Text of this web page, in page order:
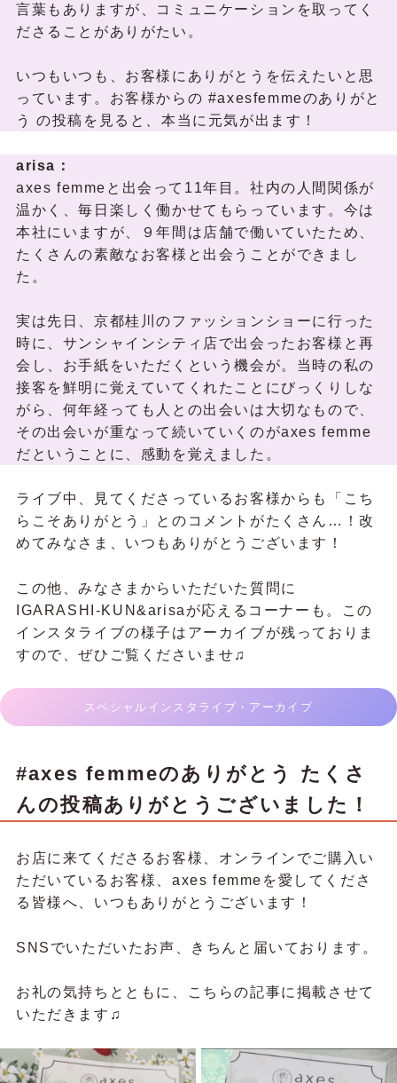
言葉もありますが、コミュニケーションを取ってく
ださることがありがたい。
いつもいつも、お客様にありがとうを伝えたいと思
っています。お客様からの #axesfemmeのありがと
う の投稿を見ると、本当に元気が出ます！
arisa：
axes femmeと出会って11年目。社内の人間関係が
温かく、毎日楽しく働かせてもらっています。今は
本社にいますが、９年間は店舗で働いていたため、
たくさんの素敵なお客様と出会うことができまし
た。
実は先日、京都桂川のファッションショーに行った
時に、サンシャインシティ店で出会ったお客様と再
会し、お手紙をいただくという機会が。当時の私の
接客を鮮明に覚えていてくれたことにびっくりしな
がら、何年経っても人との出会いは大切なもので、
その出会いが重なって続いていくのがaxes femme
だということに、感動を覚えました。
ライブ中、見てくださっているお客様からも「こち
らこそありがとう」とのコメントがたくさん…！改
めてみなさま、いつもありがとうございます！
この他、みなさまからいただいた質問に
IGARASHI-KUN&arisaが応えるコーナーも。この
インスタライブの様子はアーカイブが残っておりま
すので、ぜひご覧くださいませ♫
スペシャルインスタライブ・アーカイブ
#axes femmeのありがとう たくさ
んの投稿ありがとうございました！
お店に来てくださるお客様、オンラインでご購入い
ただいているお客様、axes femmeを愛してくださ
る皆様へ、いつもありがとうございます！
SNSでいただいたお声、きちんと届いております。
お礼の気持ちとともに、こちらの記事に掲載させて
いただきます♫